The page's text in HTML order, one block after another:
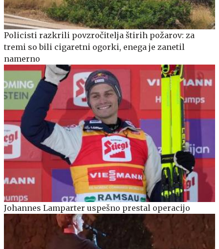
Policisti razkrili povzročitelja štirih požarov: za
tremi so bili cigaretni ogorki, enega je zanetil
namerno
Johannes Lamparter uspešno prestal operacijo